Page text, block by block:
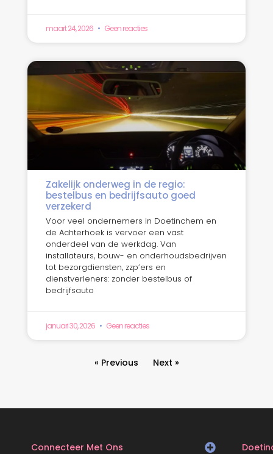
maart 24, 2026 Geen reacties
Zakelijk onderweg in de regio:
bestelbus en bedrijfsauto goed
verzekerd
Voor veel ondernemers in Doetinchem en
de Achterhoek is vervoer een vast
onderdeel van de werkdag. Van
installateurs, bouw- en onderhoudsbedrijven
tot bezorgdiensten, zzp’ers en
dienstverleners: zonder bestelbus of
bedrijfsauto
januari 30, 2026 Geen reacties
« Previous Next »
Connecteer Met Ons